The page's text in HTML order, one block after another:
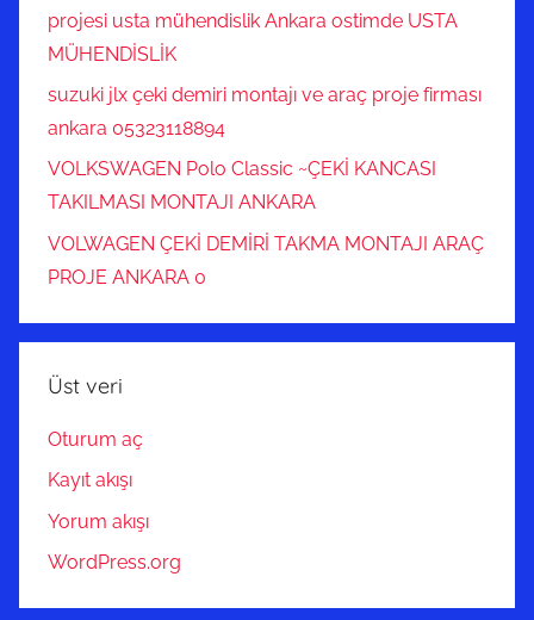
projesi usta mühendislik Ankara ostimde USTA
MÜHENDİSLİK
suzuki jlx çeki demiri montajı ve araç proje firması
ankara 05323118894
VOLKSWAGEN Polo Classic ~ÇEKİ KANCASI
TAKILMASI MONTAJI ANKARA
VOLWAGEN ÇEKİ DEMİRİ TAKMA MONTAJI ARAÇ
PROJE ANKARA 0
Üst veri
Oturum aç
Kayıt akışı
Yorum akışı
WordPress.org